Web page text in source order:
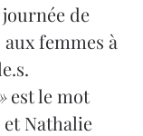
de
femmes à
est le mot
Nathalie